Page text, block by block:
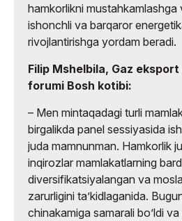
hamkorlikni mustahkamlashga
ishonchli va barqaror
rivojlantirishga yordam beradi.
Filip Mshelbila, Gaz
forumi Bosh kotibi:
– Men mintaqadagi turli
birgalikda panel sessiyasida
juda mamnunman. Hamkorlik
inqirozlar mamlakatlarning
diversifikatsiyalangan va
zarurligini taʼkidlaganida.
chinakamiga samarali boʼldi